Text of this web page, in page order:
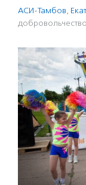
АСИ-Тамбов,
доброволь­чест­во